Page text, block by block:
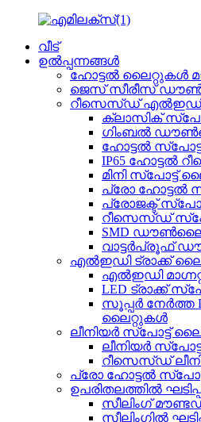
വീട്
ഉൽപ്പന്നങ്ങൾ
ഹോട്ടൽ ലൈറ്റുകൾ
ജെസ് സീരീസ്
റീസെസ്ഡ് എൽഇഡി
ക്ലാസിക്
ഗിംബൽ
ഹോട്ടൽ
IP65 ഹോട്ടൽ
മിനി സ്പോട്ട്
പ്രോ ഹോട്ടൽ
പ്രോജക്ട്
റീസെസ്ഡ്
SMD
വാട്ടർപ്രൂഫ്
എൽഇഡി ട്രാക്ക്
എൽഇഡി
LED ട്രാക്ക്
സൂപ്പർ നേർത്ത
ലൈറ്റുകൾ
ലീനിയർ സ്പോട്ട്
ലീനിയർ
റീസെസ്ഡ്
പ്രോ ഹോട്ടൽ
ഉപരിതലത്തിൽ
സീലിംഗ്
സീലിംഗിൽ